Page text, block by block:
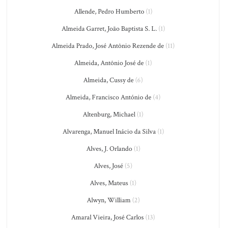
Allende, Pedro Humberto(1)
Almeida Garret, João Baptista S. L.(1)
Almeida Prado, José Antônio Rezende de (11)
Almeida, Antônio José de (1)
Almeida, Cussy de (6)
Almeida, Francisco António de (4)
Altenburg, Michael (1)
Alvarenga, Manuel Inácio da Silva(1)
Alves, J. Orlando(1)
Alves, José (5)
Alves, Mateus (1)
Alwyn, William(2)
Amaral Vieira, José Carlos (13)